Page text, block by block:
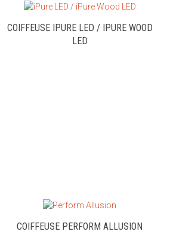
COIFFEUSE IPURE LED / IPURE WOOD
LED
COIFFEUSE PERFORM ALLUSION